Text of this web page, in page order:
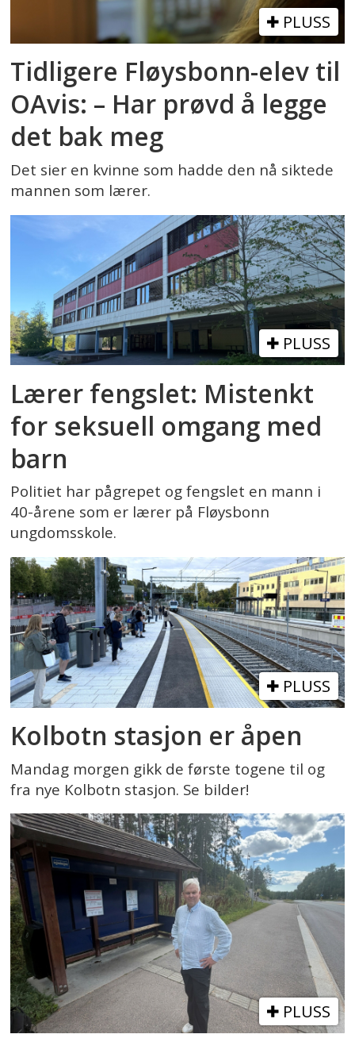
PLUSS
Tidligere Fløysbonn-elev til
OAvis: – Har prøvd å legge
det bak meg
Det sier en kvinne som hadde den nå siktede
mannen som lærer.
PLUSS
Lærer fengslet: Mistenkt
for seksuell omgang med
barn
Politiet har pågrepet og fengslet en mann i
40-årene som er lærer på Fløysbonn
ungdomsskole.
PLUSS
Kolbotn stasjon er åpen
Mandag morgen gikk de første togene til og
fra nye Kolbotn stasjon. Se bilder!
PLUSS